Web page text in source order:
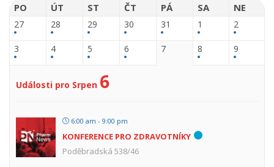
PO ÚT ST ČT PÁ SA NE
27 28 29 30 31 1 2
3 4 5 6 7 8 9
Události pro Srpen 6
6:00 am - 9:00 pm
KONFERENCE PRO ZDRAVOTNÍKY
Poděbradská 538/46